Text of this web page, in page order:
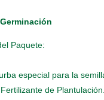
Paquete:
especial para la
de Plantulación.